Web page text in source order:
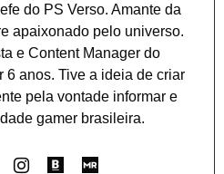
do PS Verso. Amante da
apaixonado pelo universo.
e Content Manager do
6 anos. Tive a ideia de criar
pela vontade informar e
gamer brasileira.